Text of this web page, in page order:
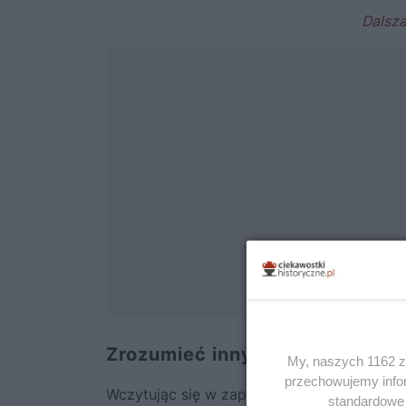
Zrozumieć innych – dzikie
Wczytując się w zapiski z ekspedycji
My, naszych 1162
przechowujemy